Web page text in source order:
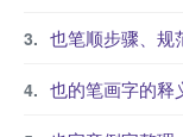
也笔顺步骤、规
也的笔画字的释